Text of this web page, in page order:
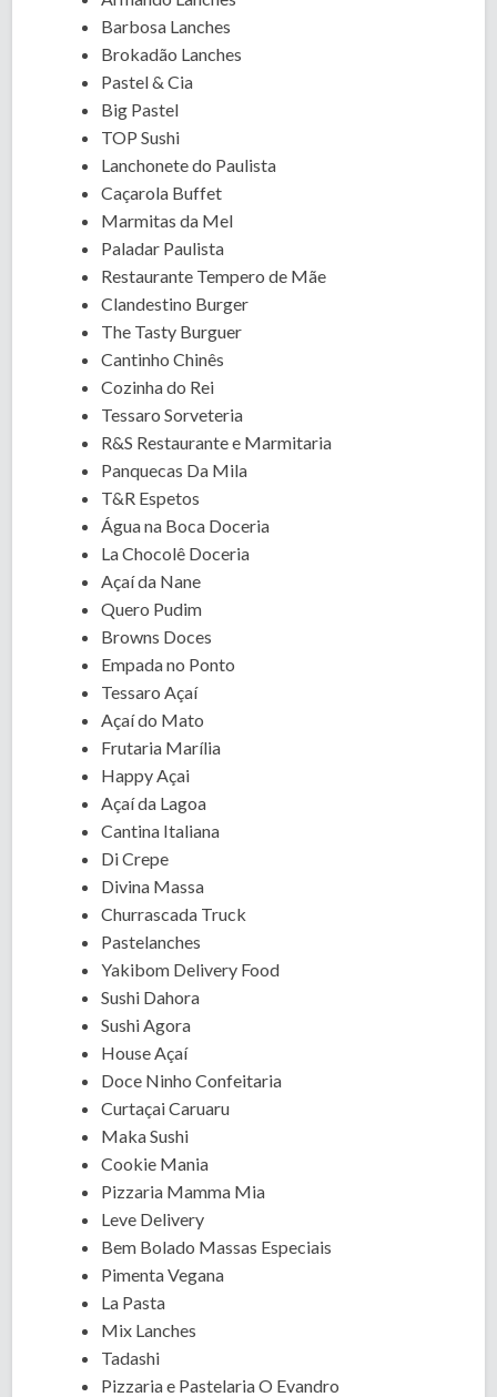
Barbosa Lanches
Brokadão Lanches
Pastel & Cia
Big Pastel
TOP Sushi
Lanchonete do Paulista
Caçarola Buffet
Marmitas da Mel
Paladar Paulista
Restaurante Tempero de Mãe
Clandestino Burger
The Tasty Burguer
Cantinho Chinês
Cozinha do Rei
Tessaro Sorveteria
R&S Restaurante e Marmitaria
Panquecas Da Mila
T&R Espetos
Água na Boca Doceria
La Chocolê Doceria
Açaí da Nane
Quero Pudim
Browns Doces
Empada no Ponto
Tessaro Açaí
Açaí do Mato
Frutaria Marília
Happy Açai
Açaí da Lagoa
Cantina Italiana
Di Crepe
Divina Massa
Churrascada Truck
Pastelanches
Yakibom Delivery Food
Sushi Dahora
Sushi Agora
House Açaí
Doce Ninho Confeitaria
Curtaçai Caruaru
Maka Sushi
Cookie Mania
Pizzaria Mamma Mia
Leve Delivery
Bem Bolado Massas Especiais
Pimenta Vegana
La Pasta
Mix Lanches
Tadashi
Pizzaria e Pastelaria O Evandro